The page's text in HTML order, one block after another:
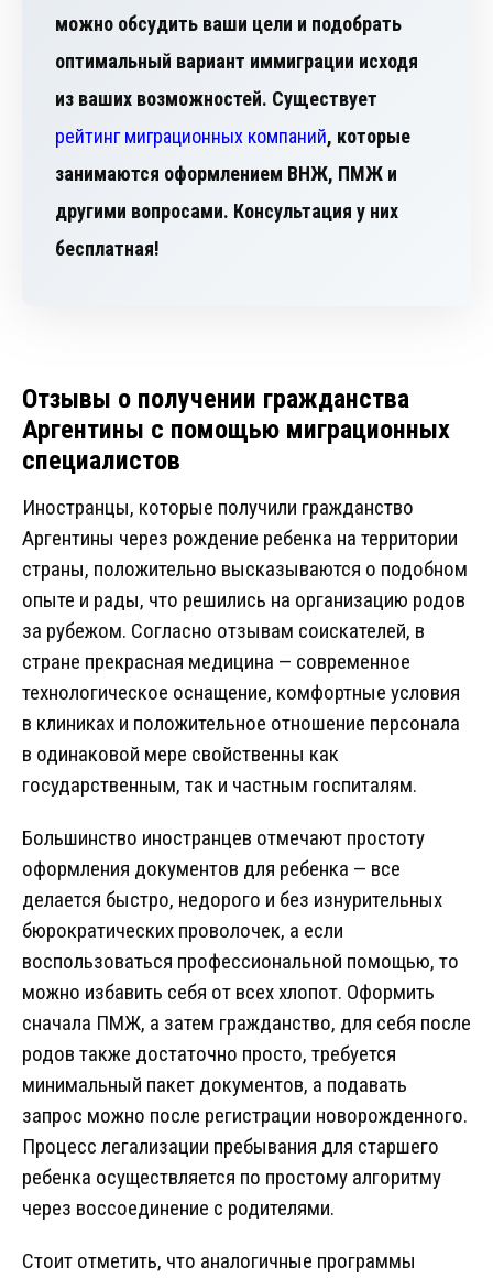
можно обсудить ваши цели и подобрать
оптимальный вариант иммиграции исходя
из ваших возможностей. Существует
рейтинг миграционных компаний, которые
занимаются оформлением ВНЖ, ПМЖ и
другими вопросами. Консультация у них
бесплатная!
Отзывы о получении гражданства
Аргентины с помощью миграционных
специалистов
Иностранцы, которые получили гражданство
Аргентины через рождение ребенка на территории
страны, положительно высказываются о подобном
опыте и рады, что решились на организацию родов
за рубежом. Согласно отзывам соискателей, в
стране прекрасная медицина — современное
технологическое оснащение, комфортные условия
в клиниках и положительное отношение персонала
в одинаковой мере свойственны как
государственным, так и частным госпиталям.
Большинство иностранцев отмечают простоту
оформления документов для ребенка — все
делается быстро, недорого и без изнурительных
бюрократических проволочек, а если
воспользоваться профессиональной помощью, то
можно избавить себя от всех хлопот. Оформить
сначала ПМЖ, а затем гражданство, для себя после
родов также достаточно просто, требуется
минимальный пакет документов, а подавать
запрос можно после регистрации новорожденного.
Процесс легализации пребывания для старшего
ребенка осуществляется по простому алгоритму
через воссоединение с родителями.
Стоит отметить, что аналогичные программы